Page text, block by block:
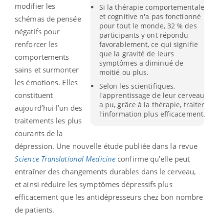
Si la thérapie comportementale
et cognitive n'a pas fonctionné
pour tout le monde, 32 % des
participants y ont répondu
favorablement, ce qui signifie
que la gravité de leurs
symptômes a diminué de
moitié ou plus.
Selon les scientifiques,
l'apprentissage de leur cerveau
a pu, grâce à la thérapie, traiter
l'information plus efficacement.
modifier les
schémas de pensée
négatifs pour
renforcer les
comportements
sains et surmonter
les émotions. Elles
constituent
aujourd’hui l’un des
traitements les plus
courants de la
dépression. Une nouvelle étude publiée dans la revue
Science Translational Medicine confirme qu’elle peut
entraîner des changements durables dans le cerveau,
et ainsi réduire les symptômes dépressifs plus
efficacement que les antidépresseurs chez bon nombre
de patients.